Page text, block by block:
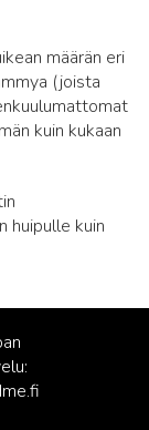
määrän eri
(joista
kuin kukaan
huipulle kuin